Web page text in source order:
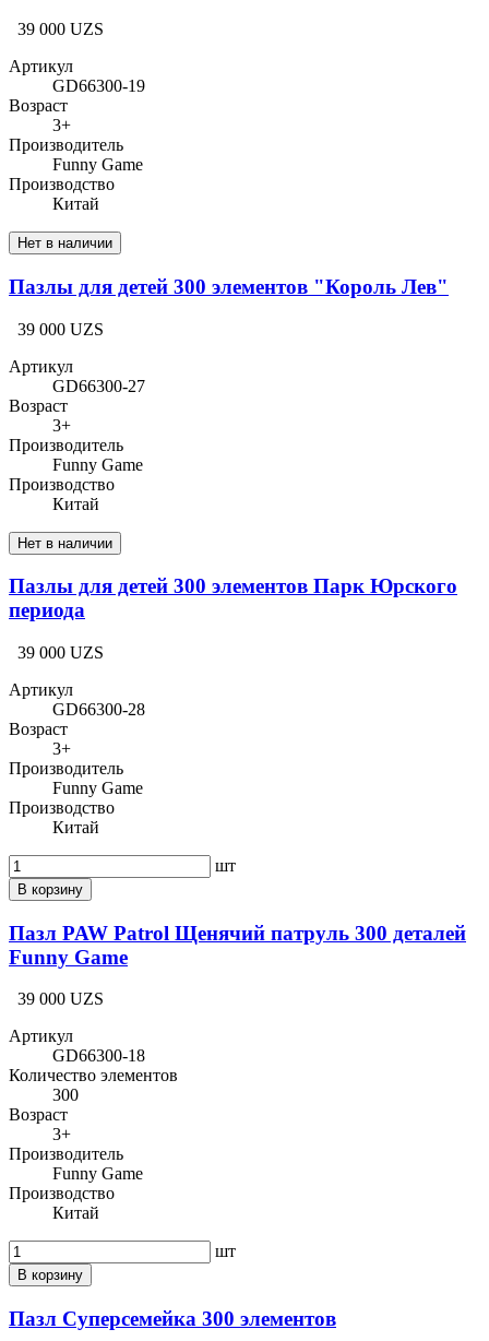
39 000 UZS
Артикул
GD66300-19
Возраст
3+
Производитель
Funny Game
Производство
Китай
Нет в наличии
Пазлы для детей 300 элементов "Король Лев"
39 000 UZS
Артикул
GD66300-27
Возраст
3+
Производитель
Funny Game
Производство
Китай
Нет в наличии
Пазлы для детей 300 элементов Парк Юрского
периода
39 000 UZS
Артикул
GD66300-28
Возраст
3+
Производитель
Funny Game
Производство
Китай
шт
В корзину
Пазл PAW Patrol Щенячий патруль 300 деталей
Funny Game
39 000 UZS
Артикул
GD66300-18
Количество элементов
300
Возраст
3+
Производитель
Funny Game
Производство
Китай
шт
В корзину
Пазл Суперсемейка 300 элементов